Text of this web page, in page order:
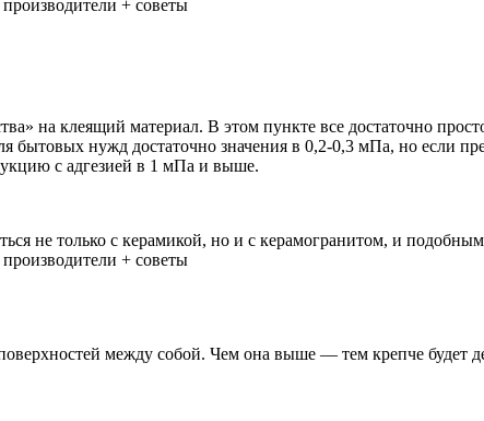
на клеящий материал. В этом пункте все достаточно
бытовых нужд достаточно значения в 0,2-0,3 мПа, но если
с адгезией в 1 мПа и выше.
не только с керамикой, но и с керамогранитом, и
между собой. Чем она выше — тем крепче будет